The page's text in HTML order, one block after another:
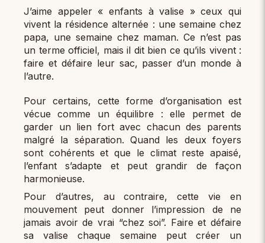
J’aime appeler « enfants à valise » ceux qui
vivent la résidence alternée : une semaine chez
papa, une semaine chez maman. Ce n’est pas
un terme officiel, mais il dit bien ce qu’ils vivent :
faire et défaire leur sac, passer d’un monde à
l’autre.
Pour certains, cette forme d’organisation est
vécue comme un équilibre : elle permet de
garder un lien fort avec chacun des parents
malgré la séparation. Quand les deux foyers
sont cohérents et que le climat reste apaisé,
l’enfant s’adapte et peut grandir de façon
harmonieuse.
Pour d’autres, au contraire, cette vie en
mouvement peut donner l’impression de ne
jamais avoir de vrai “chez soi”. Faire et défaire
sa valise chaque semaine peut créer un